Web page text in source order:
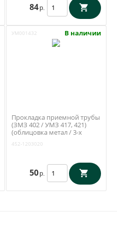
84 р.
УМ001432 В наличии
Прокладка приемной трубы
(ЗМЗ 402 / УМЗ 417, 421)
(облицовка метал / 3-х
Ульяновск) 452-1203020
452-1203020
50 р.